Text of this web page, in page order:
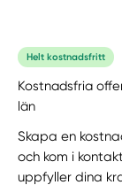
Helt kostnadsfritt
Kostnadsfria
län
Skapa en
och kom i
uppfyller dina